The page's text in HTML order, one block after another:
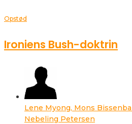
Opstød
Ironiens Bush-doktrin
Lene Myong, Mons
Nebeling Petersen